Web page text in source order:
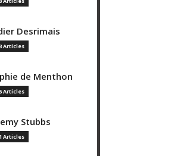
Desrimais
Articles
de Menthon
Articles
Stubbs
Articles